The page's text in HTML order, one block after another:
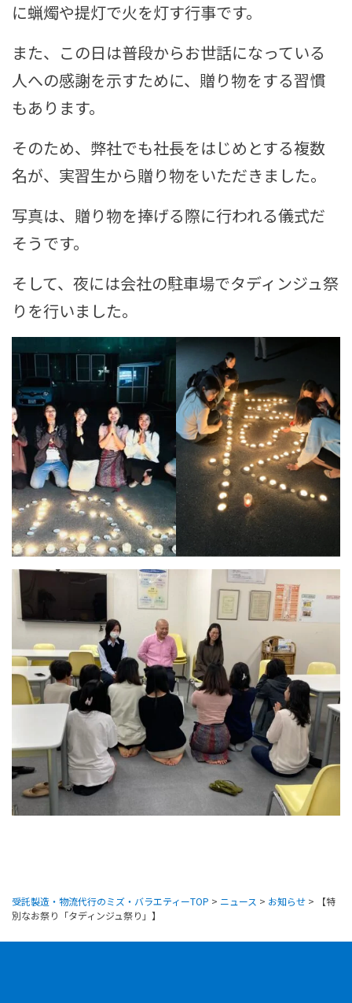
に蝋燭や提灯で火を灯す行事です。
また、この日は普段からお世話になっている
人への感謝を示すために、贈り物をする習慣
もあります。
そのため、弊社でも社長をはじめとする複数
名が、実習生から贈り物をいただきました。
写真は、贈り物を捧げる際に行われる儀式だ
そうです。
そして、夜には会社の駐車場でタディンジュ祭
りを行いました。
受託製造・物流代行のミズ・バラエティーTOP > ニュース > お知らせ >
【特
別なお祭り「タディンジュ祭り」】